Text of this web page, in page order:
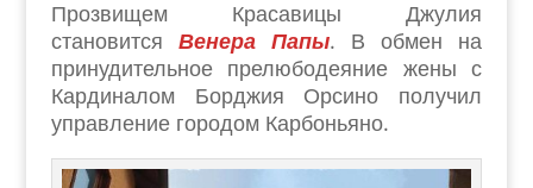
Прозвищем Красавицы Джулия
становится Венера Папы. В обмен на
принудительное прелюбодеяние жены с
Кардиналом Борджия Орсино получил
управление городом Карбоньяно.